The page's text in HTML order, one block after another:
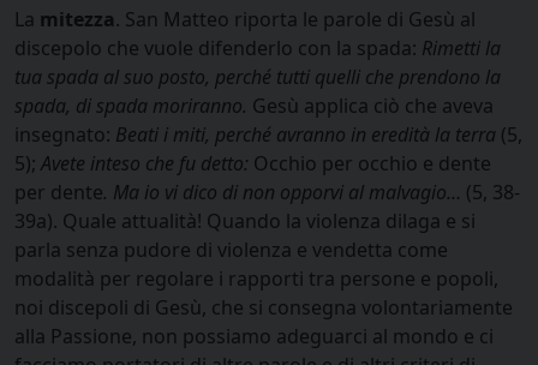
La mitezza. San Matteo riporta le parole di Gesù al
discepolo che vuole difenderlo con la spada: Rimetti la
tua spada al suo posto, perché tutti quelli che prendono la
spada, di spada moriranno. Gesù applica ciò che aveva
insegnato: Beati i miti, perché avranno in eredità la terra (5,
5); Avete inteso che fu detto: Occhio per occhio e dente
per dente. Ma io vi dico di non opporvi al malvagio… (5, 38-
39a). Quale attualità! Quando la violenza dilaga e si
parla senza pudore di violenza e vendetta come
modalità per regolare i rapporti tra persone e popoli,
noi discepoli di Gesù, che si consegna volontariamente
alla Passione, non possiamo adeguarci al mondo e ci